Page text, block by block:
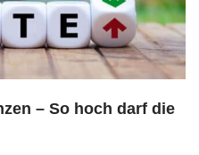
– So hoch darf die